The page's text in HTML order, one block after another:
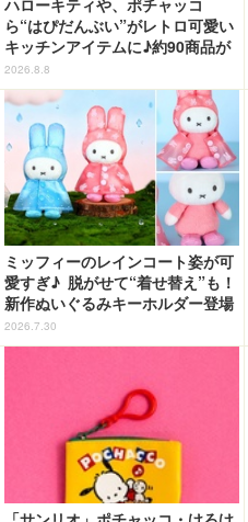
ハローキティや、ポチャッコ
ら“はぴだんぶい”がレトロ可愛い
キッチンアイテムに♪約90商品が
登場【212 KITCHEN STORE】
2026.8.8
ミッフィーのレインコート姿が可
愛すぎ♪ 脱がせて“着せ替え”も！
新作ぬいぐるみキーホルダー登場
2026.7.30
「サンリオ」ポチャッコ・けろけ